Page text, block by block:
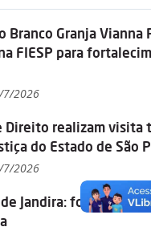
Branco Granja Vianna
FIESP para
7/2026
Direito realizam visita
do Estado de São
7/2026
Jandira: formação,